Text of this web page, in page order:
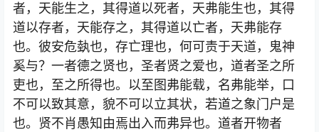
者，天能生之，其得道以死者，天弗能生也，其得
道以存者，天能存之，其得道以亡者，天弗能存
也。彼安危埶也，存亡理也，何可责于天道，鬼神
奚与？一者德之贤也，圣者贤之爱也，道者圣之所
吏也，至之所得也。以至图弗能载，名弗能举，口
不可以致其意，貌不可以立其状，若道之象门户是
也。贤不肖愚知由焉出入而弗异也。道者开物者